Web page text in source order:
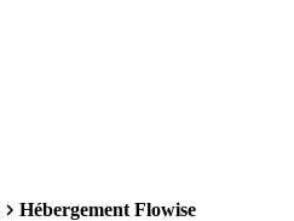
Hébergement Flowise